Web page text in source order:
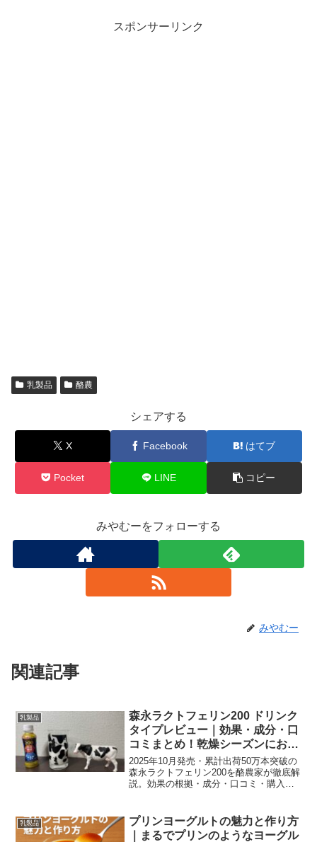
スポンサーリンク
乳製品 酪農
シェアする
X Facebook はてブ
Pocket LINE コピー
みやむーをフォローする
みやむー
関連記事
乳製品
森永ラクトフェリン200 ドリンク
タイプレビュー｜効果・成分・口
コミまとめ！乾燥シーズンにおす
すめ
2025年10月発売・累計出荷50万本突破の
森永ラクトフェリン200を酪農家が徹底解
説。効果の根拠・成分・口コミ・購入ガ
乳製品
プリンヨーグルトの魅力と作り方
｜まるでプリンのようなヨーグル